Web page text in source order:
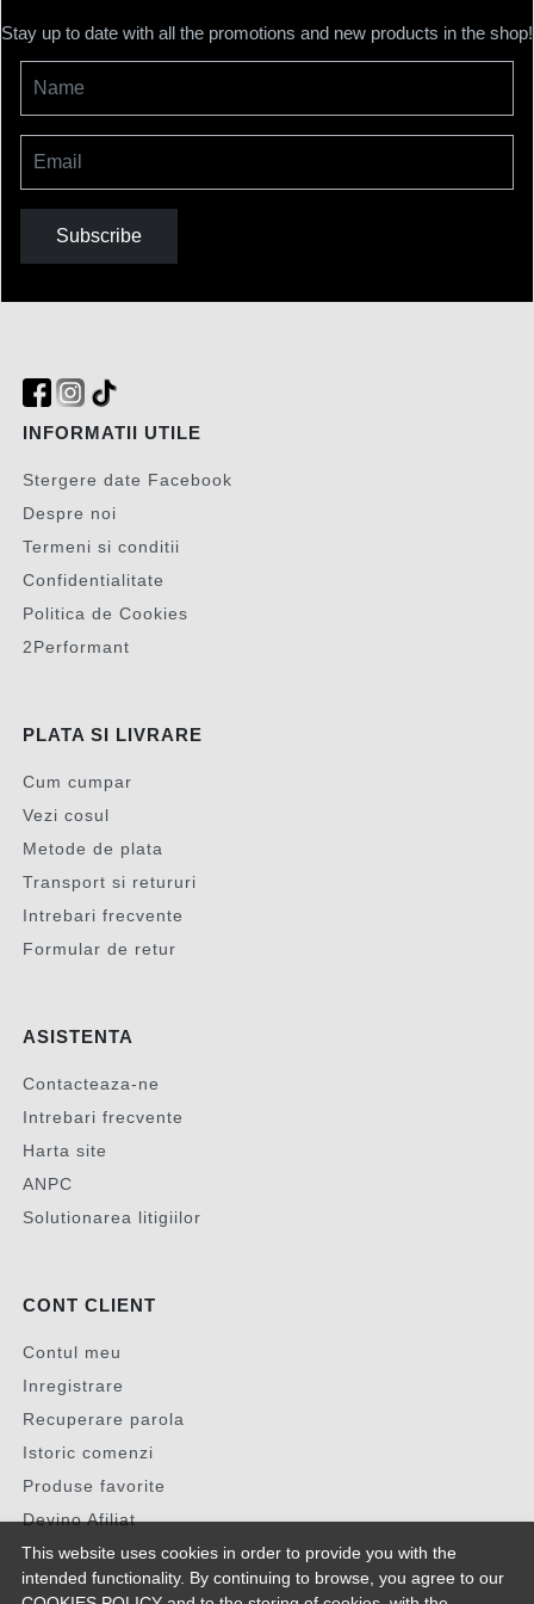
This website uses cookies in order to provide you with the
intended functionality. By continuing to browse, you agree to our
Stay up to date with all the promotions and new products in the shop!
Name
Email
Subscribe
INFORMATII UTILE
Stergere date Facebook
Despre noi
Termeni si conditii
Confidentialitate
Politica de Cookies
2Performant
PLATA SI LIVRARE
Cum cumpar
Vezi cosul
Metode de plata
Transport si retururi
Intrebari frecvente
Formular de retur
ASISTENTA
Contacteaza-ne
Intrebari frecvente
Harta site
ANPC
Solutionarea litigiilor
CONT CLIENT
Contul meu
Inregistrare
Recuperare parola
Istoric comenzi
Produse favorite
Devino Afiliat